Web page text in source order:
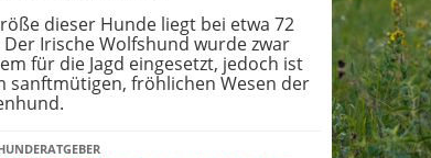
dieser Hunde liegt bei etwa 72
Irische Wolfshund wurde zwar
für die Jagd eingesetzt, jedoch ist
sanftmütigen, fröhlichen Wesen der